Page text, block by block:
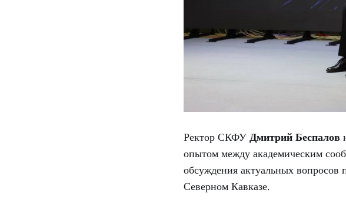
Ректор СКФУ Дмитрий Беспалов
опытом между академическим
обсуждения актуальных вопросов
Северном Кавказе.